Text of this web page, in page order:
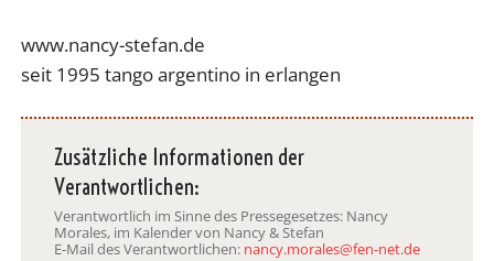
www.nancy-stefan.de
seit 1995 tango argentino in erlangen
Zusätzliche Informationen der
Verantwortlichen:
Verantwortlich im Sinne des Pressegesetzes: Nancy
Morales, im Kalender von Nancy & Stefan
E-Mail des Verantwortlichen: nancy.morales@fen-net.de